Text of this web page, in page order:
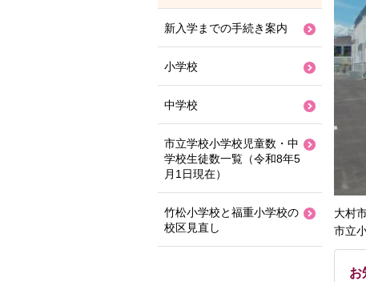
大村
市立
お
新入学までの手続き案内
小学校
中学校
市立学校小学校児童数・中
学校生徒数一覧（令和8年5
月1日現在）
竹松小学校と福重小学校の
校区見直し